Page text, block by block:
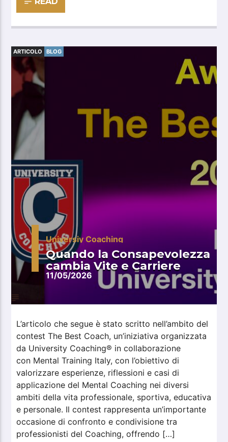
ARTICOLO BLOG
Universiy Coaching
11/05/2026
Quando la Consapevolezza
cambia Vite e Carriere
L’articolo che segue è stato scritto nell’ambito del
contest The Best Coach, un’iniziativa organizzata
da University Coaching® in collaborazione
con Mental Training Italy, con l’obiettivo di
valorizzare esperienze, riflessioni e casi di
applicazione del Mental Coaching nei diversi
ambiti della vita professionale, sportiva, educativa
e personale. Il contest rappresenta un’importante
occasione di confronto e condivisione tra
professionisti del Coaching, offrendo […]